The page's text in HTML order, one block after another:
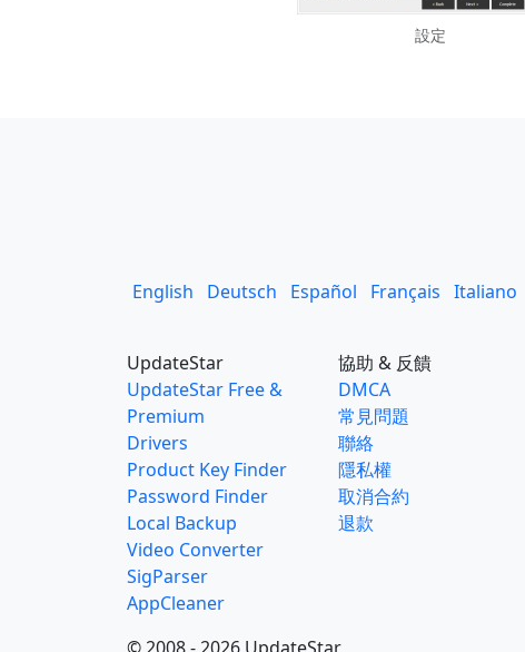
設定
English Deutsch Español Français Italiano
UpdateStar
UpdateStar Free &
Premium
Drivers
Product Key Finder
Password Finder
Local Backup
Video Converter
SigParser
AppCleaner
協助 & 反饋
DMCA
常見問題
聯絡
隱私權
取消合約
退款